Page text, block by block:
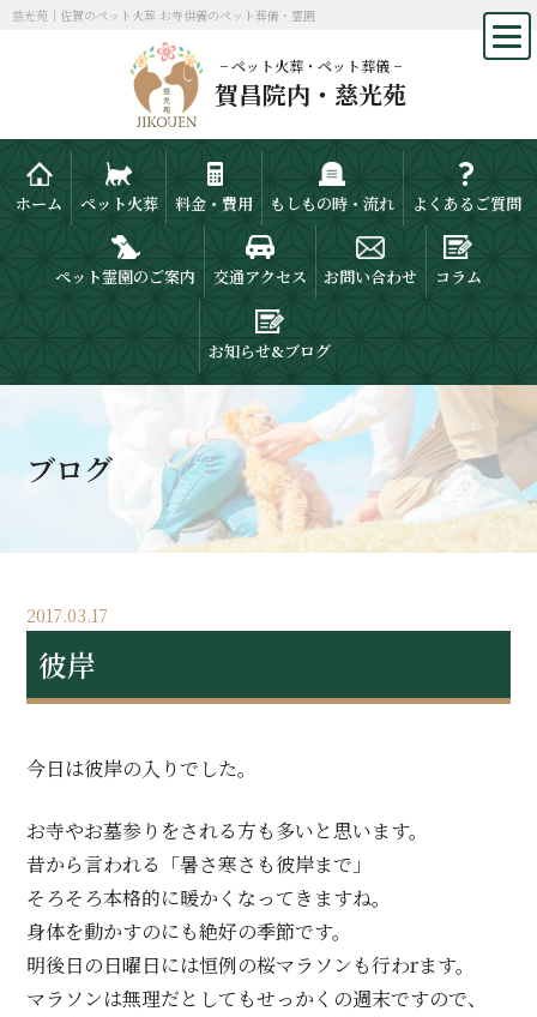
慈光苑｜佐賀のペット火葬 お寺供養のペット葬儀・霊園
− ペット火葬・ペット葬儀 −
賀昌院内・慈光苑
ホーム ペット火葬 料金・費用 もしもの時・流れ よくあるご質問
ペット霊園のご案内 交通アクセス お問い合わせ コラム
お知らせ&ブログ
ブログ
2017.03.17
彼岸
今日は彼岸の入りでした。
お寺やお墓参りをされる方も多いと思います。
昔から言われる「暑さ寒さも彼岸まで」
そろそろ本格的に暖かくなってきますね。
身体を動かすのにも絶好の季節です。
明後日の日曜日には恒例の桜マラソンも行わrます。
マラソンは無理だとしてもせっかくの週末ですので、